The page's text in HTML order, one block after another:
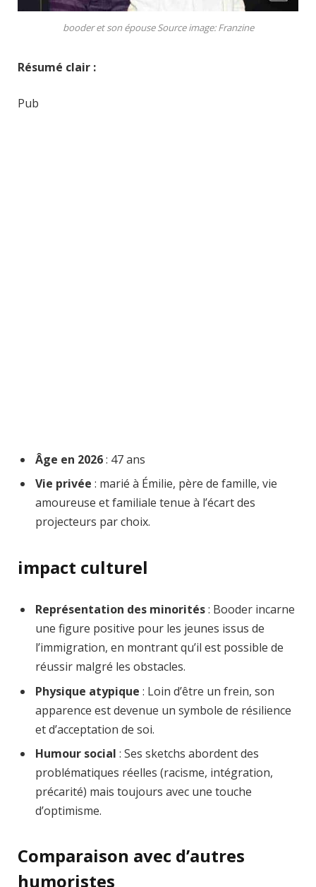
booder et son épouse Source image: Franzine
Résumé clair :
Pub
Âge en 2026: 47 ans
Vie privée : marié à Émilie, père de famille, vie
amoureuse et familiale tenue à l’écart des
projecteurs par choix.
impact culturel
Représentation des minorités: Booder incarne
une figure positive pour les jeunes issus de
l’immigration, en montrant qu’il est possible de
réussir malgré les obstacles.
Physique atypique : Loin d’être un frein, son
apparence est devenue un symbole de résilience
et d’acceptation de soi.
Humour social : Ses sketchs abordent des
problématiques réelles (racisme, intégration,
précarité) mais toujours avec une touche
d’optimisme.
Comparaison avec d’autres
humoristes